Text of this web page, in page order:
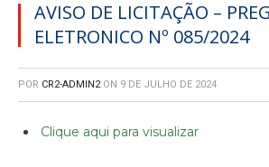
AVISO DE LICITAÇÃO –
ELETRONICO Nº 085/2024
POR CR2-ADMIN2 ON 9 DE JULHO DE 2024
Clique aqui para visualizar